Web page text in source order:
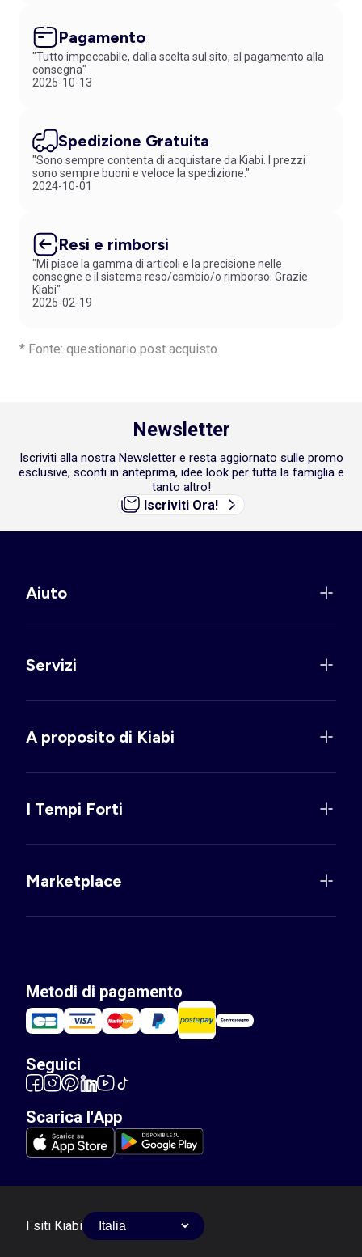
Pagamento
"Tutto impeccabile, dalla scelta sul.sito, al pagamento alla
consegna"
2025-10-13
Spedizione Gratuita
"Sono sempre contenta di acquistare da Kiabi. I prezzi
sono sempre buoni e veloce la spedizione."
2024-10-01
Resi e rimborsi
"Mi piace la gamma di articoli e la precisione nelle
consegne e il sistema reso/cambio/o rimborso. Grazie
Kiabi"
2025-02-19
* Fonte: questionario post acquisto
Newsletter
Iscriviti alla nostra Newsletter e resta aggiornato sulle promo
esclusive, sconti in anteprima, idee look per tutta la famiglia e
tanto altro!
Iscriviti Ora!
Aiuto
Servizi
A proposito di Kiabi
I Tempi Forti
Marketplace
Metodi di pagamento
Seguici
Scarica l'App
I siti Kiabi